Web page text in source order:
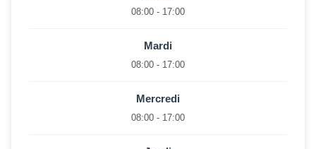
08:00 - 17:00
Mardi
08:00 - 17:00
Mercredi
08:00 - 17:00